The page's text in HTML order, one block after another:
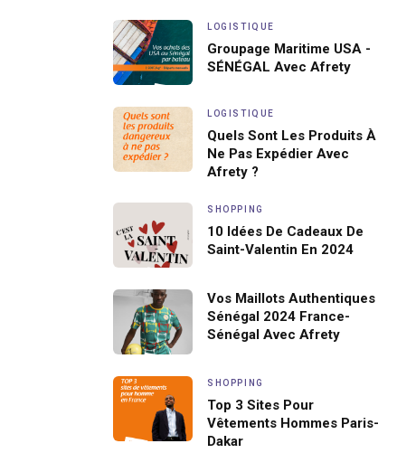
LOGISTIQUE
Groupage Maritime USA -
SÉNÉGAL Avec Afrety
LOGISTIQUE
Quels Sont Les Produits À
Ne Pas Expédier Avec
Afrety ?
SHOPPING
10 Idées De Cadeaux De
Saint-Valentin En 2024
Vos Maillots Authentiques
Sénégal 2024 France-
Sénégal Avec Afrety
SHOPPING
Top 3 Sites Pour
Vêtements Hommes Paris-
Dakar